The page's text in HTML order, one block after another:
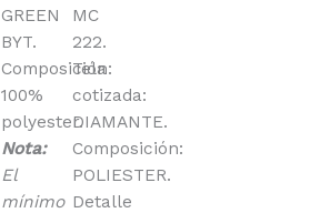
GREEN
BYT.
Composición:
100%
polyester.
Nota:
El
mínimo
MC
222.
Tela
cotizada:
DIAMANTE.
Composición:
POLIESTER.
Detalle